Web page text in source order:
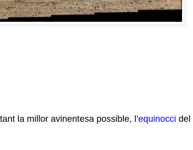
la millor avinentesa possible, l’equinocci del